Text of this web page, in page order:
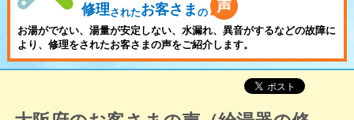
修理されたお客さま の
お湯がでない、湯量が安定しない、水漏れ、異音がするなどの故障に
より、修理をされたお客さまの声をご紹介します。